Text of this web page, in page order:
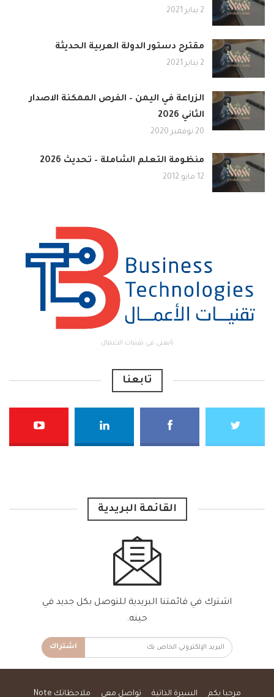
2 يناير 2021
مقترح دستور الدولة العربية الحديثة
2 يناير 2021
الزراعة في اليمن – الفرص الممكنة الاصدار
الثاني 2026
20 نوفمبر 2020
منظومة التعلم الشاملة – تحديث 2026
12 مايو 2012
تابعني في تقنيات الاعمال
تابعنا
القائمة البريدية
اشترك في قائمتنا البريدية للتوصل بكل جديد في
حينه.
اشتراك
مرحبا بكم السيرة الذاتية تواصل معي ملاحظاتك Note